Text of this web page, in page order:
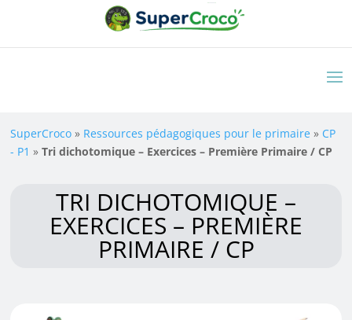
SuperCroco » Ressources pédagogiques pour le primaire » CP
- P1 »Tri dichotomique – Exercices – Première Primaire / CP
TRI DICHOTOMIQUE –
EXERCICES – PREMIÈRE
PRIMAIRE / CP